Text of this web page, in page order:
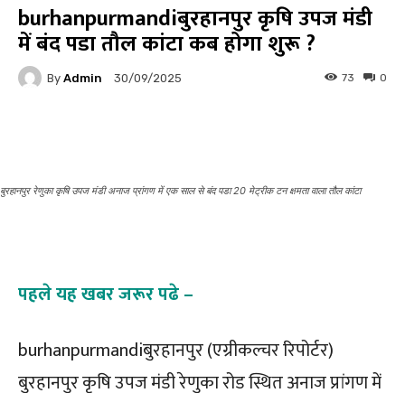
burhanpurmandiबुरहानपुर कृषि उपज मंडी
में बंद पडा तौल कांटा कब होगा शुरू ?
By Admin 30/09/2025 0
73
बुरहानपुर रेणुका कृषि उपज मंडी अनाज प्रांगण में एक साल से बंद पडा 20 मेट्रीक टन क्षमता वाला तौल कांटा
पहले यह खबर जरूर पढे –
burhanpurmandiबुरहानपुर (एग्रीकल्चर रिपोर्टर)
बुरहानपुर कृषि उपज मंडी रेणुका रोड स्थित अनाज प्रांगण में